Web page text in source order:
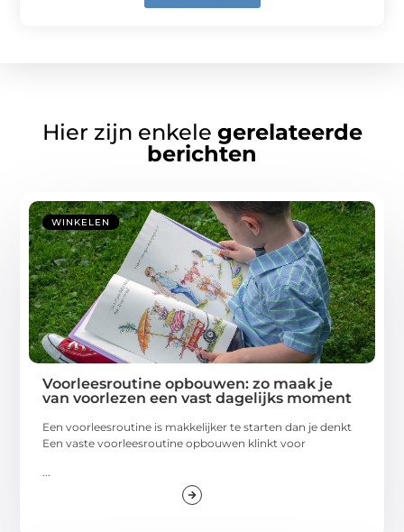
Hier zijn enkele gerelateerde
berichten
WINKELEN
Voorleesroutine opbouwen: zo maak je
van voorlezen een vast dagelijks moment
Een voorleesroutine is makkelijker te starten dan je denkt
Een vaste voorleesroutine opbouwen klinkt voor
...